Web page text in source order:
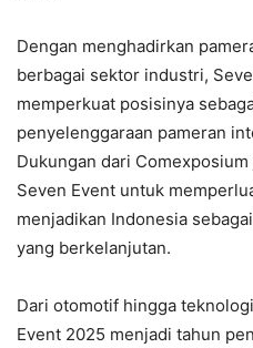
Dengan menghadirkan
berbagai sektor industri,
memperkuat posisinya
penyelenggaraan pameran
Dukungan dari
Seven Event untuk
menjadikan Indonesia
yang berkelanjutan.
Dari otomotif hingga
Event 2025 menjadi tahun